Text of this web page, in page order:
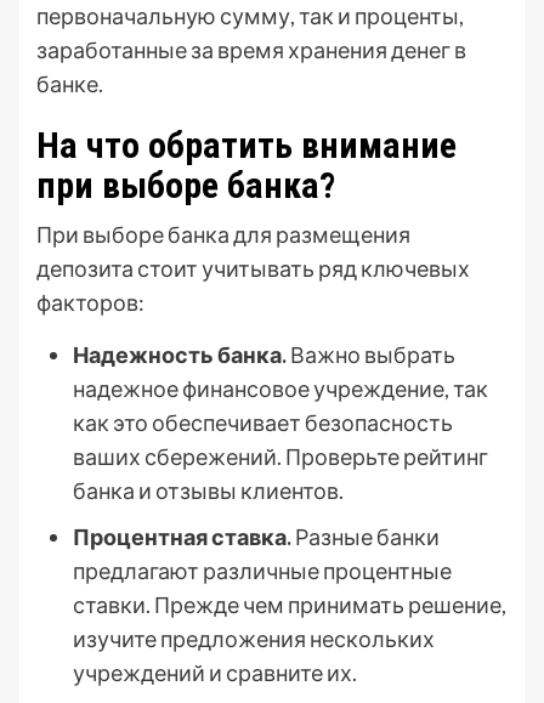
первоначальную сумму, так и проценты,
заработанные за время хранения денег в
банке.
На что обратить внимание
при выборе банка?
При выборе банка для размещения
депозита стоит учитывать ряд ключевых
факторов:
Надежность банка.Важно выбрать
надежное финансовое учреждение, так
как это обеспечивает безопасность
ваших сбережений. Проверьте рейтинг
банка и отзывы клиентов.
Процентная ставка.Разные банки
предлагают различные процентные
ставки. Прежде чем принимать решение,
изучите предложения нескольких
учреждений и сравните их.